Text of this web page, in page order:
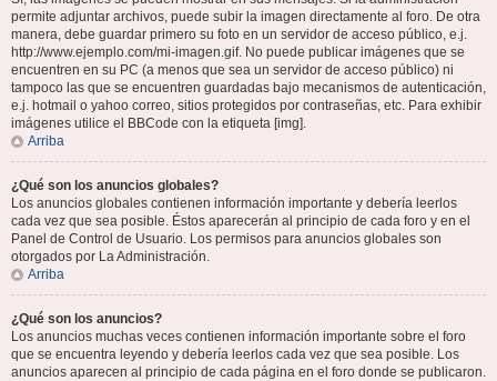
permite adjuntar archivos, puede subir la imagen directamente al foro. De otra
manera, debe guardar primero su foto en un servidor de acceso público, e.j.
http://www.ejemplo.com/mi-imagen.gif. No puede publicar imágenes que se
encuentren en su PC (a menos que sea un servidor de acceso público) ni
tampoco las que se encuentren guardadas bajo mecanismos de autenticación,
e.j. hotmail o yahoo correo, sitios protegidos por contraseñas, etc. Para exhibir
imágenes utilice el BBCode con la etiqueta [img].
Arriba
¿Qué son los anuncios globales?
Los anuncios globales contienen información importante y debería leerlos
cada vez que sea posible. Éstos aparecerán al principio de cada foro y en el
Panel de Control de Usuario. Los permisos para anuncios globales son
otorgados por La Administración.
Arriba
¿Qué son los anuncios?
Los anuncios muchas veces contienen información importante sobre el foro
que se encuentra leyendo y debería leerlos cada vez que sea posible. Los
anuncios aparecen al principio de cada página en el foro donde se publicaron.